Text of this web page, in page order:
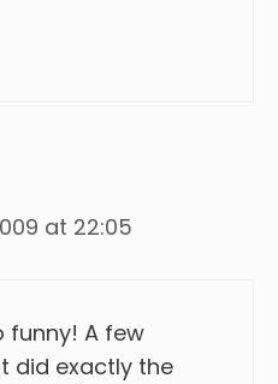
at 22:05
funny! A few
did exactly the